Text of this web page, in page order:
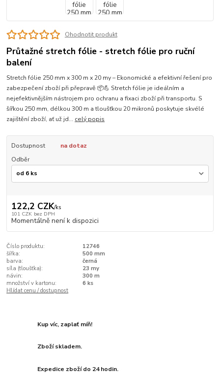
Ohodnotit produkt
Průtažné stretch fólie - stretch fólie pro ruční
balení
Stretch fólie 250 mm x 300 m x 20 my – Ekonomické a efektivní řešení pro
zabezpečení zboží při přepravě 📦💪 Stretch fólie je ideálním a
nejefektivnějším nástrojem pro ochranu a fixaci zboží při transportu. S
šířkou 250 mm, délkou 300 m a tloušťkou 20 mikronů poskytuje skvélé
zajištění zboží, ať už jd... celý popis
Dostupnost
na dotaz
Odběr
122,2 CZK/ks
101 CZK bez DPH
Momentálně není k dispozici
Číslo produktu:
12746
šířka:
500 mm
barva:
černá
síla (tloušťka):
23 my
návin:
300 m
množství v kartonu:
6 ks
Hlídat cenu / dostupnost
Kup víc, zaplať míň!
Zboží skladem.
Expedice zboží do 24 hodin.